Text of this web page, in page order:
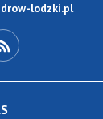
lodzki.pl